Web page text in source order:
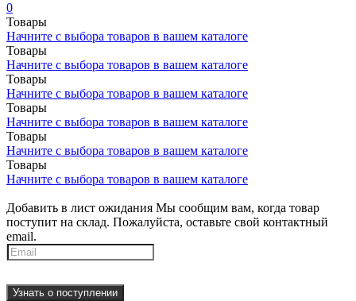
0
Товары
Начните с выбора товаров в вашем каталоге
Товары
Начните с выбора товаров в вашем каталоге
Товары
Начните с выбора товаров в вашем каталоге
Товары
Начните с выбора товаров в вашем каталоге
Товары
Начните с выбора товаров в вашем каталоге
Товары
Начните с выбора товаров в вашем каталоге
Добавить в лист ожидания Мы сообщим вам, когда товар
поступит на склад. Пожалуйста, оставьте свой контактный
email.
Узнать о поступлении